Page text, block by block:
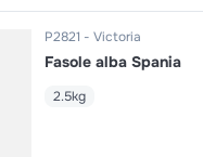
P2821 Victoria
Fasole alba Spania
2.5kg